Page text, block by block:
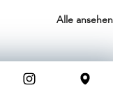
Alle ansehen